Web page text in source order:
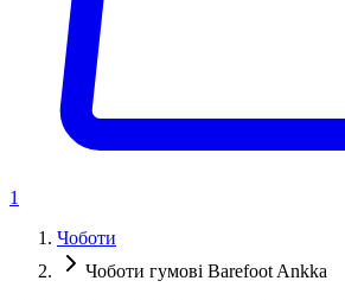
1
Чоботи
Чоботи гумові Barefoot Ankka